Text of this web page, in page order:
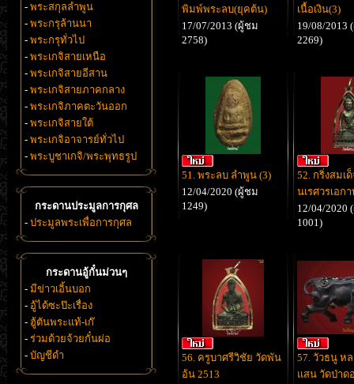
- พระสกุลลำพูน
- พระกรุล้านนา
- พระกรุทั่วไป
- พระเกจิสายเหนือ
- พระเกจิสายอีสาน
- พระเกจิสายภาคกลาง
- พระเกจิภาคตะวันออก
- พระเกจิสายใต้
- พระเกจิอาจารย์ทั่วไป
- พระบูชาเกจิ/พระพุทธรูป
กระดานประมูลการกุศล
- ประมูลพระเพื่อการกุศล
กระดานอู้กั๋นม่วนๆ
- มีข่าวเอิ้นบอก
- อู้ได้ซะป๊ะเรื่อง
- ฮู้ตันพระแท้-เก๊
- ร่วมด้วยจ้วยกั๋นผ่อ
- บัญชีดำ
พิมพ์พระลบ(ยุคต้น)
17/07/2013 (ผู้ชม
2758)
เนื้อเงิน(3)
19/08/2013
2269)
51. พระลบ ลำพูน (3)
12/04/2020 (ผู้ชม
1249)
52. กริ่งสมเ
นเรศวรเอก
12/04/2020
1001)
56. ครูบาศรีวิชัย วัดพัน
อ้น 2513
57. วัวธนู ห
แสน วัดป่าด